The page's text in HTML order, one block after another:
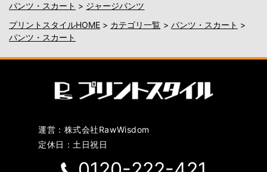
パンツ・スカート > ジャージパンツ
プリントスタイルHOME > カテゴリ一覧 > パンツ・スカート >
パンツ・スカート
運営：株式会社RawWisdom
定休日：土日祝日